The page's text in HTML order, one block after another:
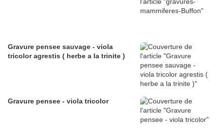
Gravure pensee sauvage - viola
tricolor agrestis ( herbe a la trinite )
Gravure pensee - viola tricolor